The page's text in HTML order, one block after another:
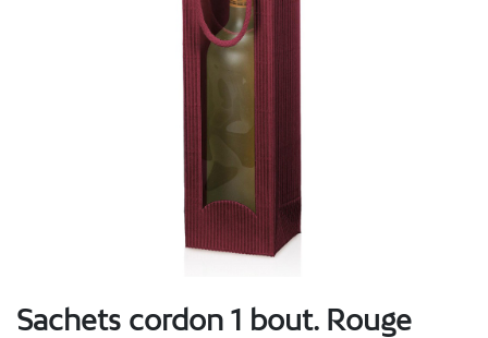
Sachets cordon 1 bout. Rouge